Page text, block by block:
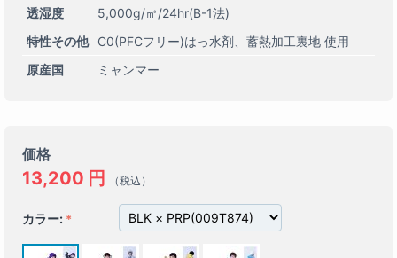
透湿度
5,000g/㎡/24hr(B-1法)
特性その他
C0(PFCフリー)はっ水剤
蓄熱加工裏地 使用
原産国
ミャンマー
価格
13,200 円 （税込）
カラー: